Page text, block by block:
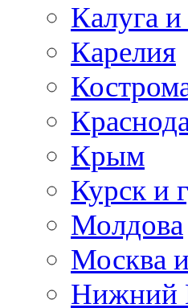
Калуга
Карелия
Крым
Курск и
Молдова
Москва
Нижний